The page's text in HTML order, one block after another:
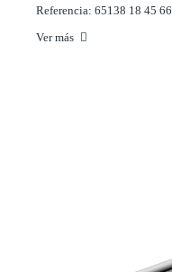
Referencia: 65138 18 45 66
Ver más